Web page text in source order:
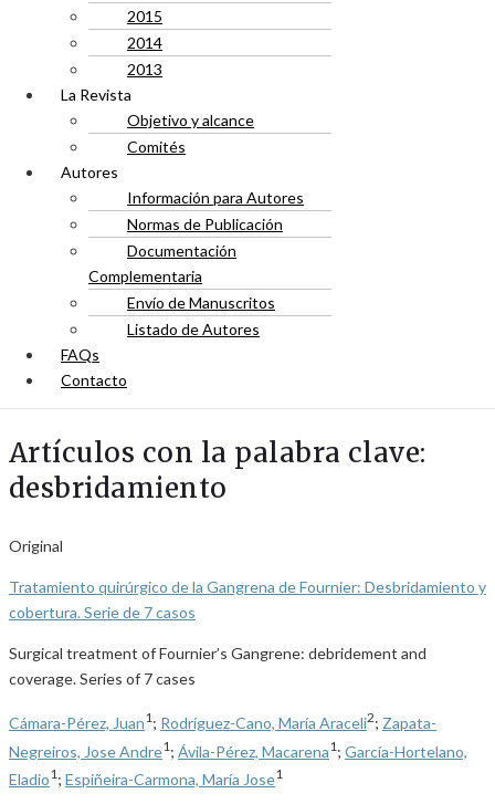
2015
2014
2013
La Revista
Objetivo y alcance
Comités
Autores
Información para Autores
Normas de Publicación
Documentación
Complementaria
Envío de Manuscritos
Listado de Autores
FAQs
Contacto
Artículos con la palabra clave:
desbridamiento
Original
Tratamiento quirúrgico de la Gangrena de Fournier: Desbridamiento y
cobertura. Serie de 7 casos
Surgical treatment of Fournier’s Gangrene: debridement and
coverage. Series of 7 cases
Cámara-Pérez, Juan1 ; Rodríguez-Cano, María Araceli2; Zapata-
Negreiros, Jose Andre1 ; Ávila-Pérez, Macarena1 ; García-Hortelano,
Eladio1 ; Espiñeira-Carmona, María Jose1